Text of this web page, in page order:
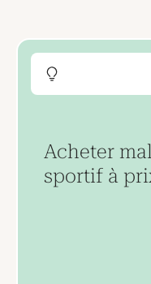
Acheter
sportif à